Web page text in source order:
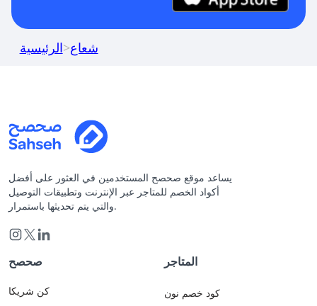
الرئيسية>شعاع
يساعد موقع صحصح المستخدمين في العثور على أفضل
أكواد الخصم للمتاجر عبر الإنترنت وتطبيقات التوصيل
والتي يتم تحديثها باستمرار.
صحصح
كن شريكا
المتاجر
كود خصم نون